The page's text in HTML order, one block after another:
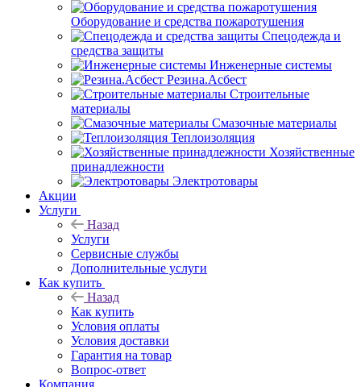
Оборудование и средства пожаротушения
Спецодежда и
средства защиты
Инженерные системы
Резина.Асбест
Строительные
материалы
Смазочные материалы
Теплоизоляция
Хозяйственные
принадлежности
Электротовары
Акции
Услуги
Назад
Услуги
Сервисные службы
Дополнительные услуги
Как купить
Назад
Как купить
Условия оплаты
Условия доставки
Гарантия на товар
Вопрос-ответ
Компания